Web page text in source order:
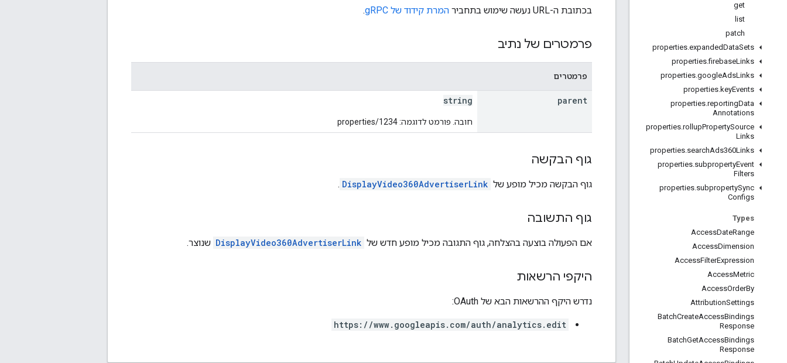
get
list
patch
properties.expandedDataSets
properties.firebaseLinks
properties.googleAdsLinks
properties.keyEvents
properties.reportingData
Annotations
properties.rollupPropertySource
Links
properties.searchAds360Links
properties.subpropertyEvent
Filters
properties.subpropertySync
Configs
Types
AccessDateRange
AccessDimension
AccessFilterExpression
AccessMetric
AccessOrderBy
AttributionSettings
BatchCreateAccessBindings
Response
BatchGetAccessBindings
Response
בכתובת ה-URL נעשה שימוש בתחביר המרת קידוד של gRPC .
פרמטרים של נתיב
פרמטרים
parent
string
חובה. פורמט לדוגמה: properties/1234
גוף הבקשה
גוף הבקשה מכיל מופע של DisplayVideo360AdvertiserLink
.
גוף התשובה
אם הפעולה בוצעה בהצלחה, גוף התגובה מכיל מופע חדש של DisplayVideo360AdvertiserLink שנוצר.
היקפי הרשאות
נדרש היקף ההרשאות הבא של OAuth:
https://www.googleapis.com/auth/analytics.edit